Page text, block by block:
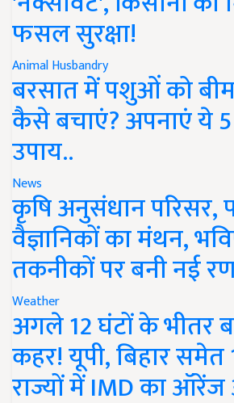
फसल सुरक्षा!
Animal Husbandry
बरसात में पशुओं को
कैसे बचाएं? अपनाएं ये
उपाय..
News
कृषि अनुसंधान परिसर,
वैज्ञानिकों का मंथन,
तकनीकों पर बनी नई
Weather
अगले 12 घंटों के भीतर
कहर! यूपी, बिहार समेत
राज्यों में IMD का ऑरेंज